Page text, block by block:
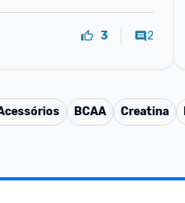
3 2
BCAA Creatina